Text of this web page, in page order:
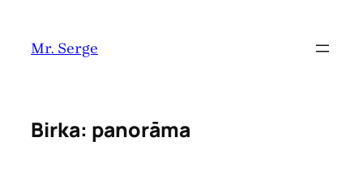
saturu
Mr. Serge
Birka: panorāma